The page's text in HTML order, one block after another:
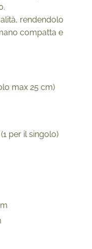
rendendolo
compatta e
max 25 cm)
per il singolo)